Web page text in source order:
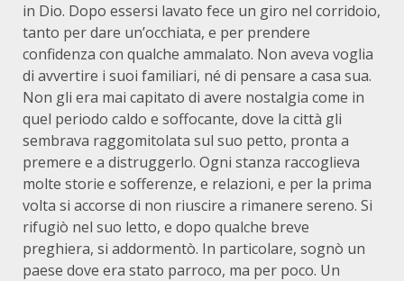
in Dio. Dopo essersi lavato fece un giro nel corridoio,
tanto per dare un’occhiata, e per prendere
confidenza con qualche ammalato. Non aveva voglia
di avvertire i suoi familiari, né di pensare a casa sua.
Non gli era mai capitato di avere nostalgia come in
quel periodo caldo e soffocante, dove la città gli
sembrava raggomitolata sul suo petto, pronta a
premere e a distruggerlo. Ogni stanza raccoglieva
molte storie e sofferenze, e relazioni, e per la prima
volta si accorse di non riuscire a rimanere sereno. Si
rifugiò nel suo letto, e dopo qualche breve
preghiera, si addormentò. In particolare, sognò un
paese dove era stato parroco, ma per poco. Un